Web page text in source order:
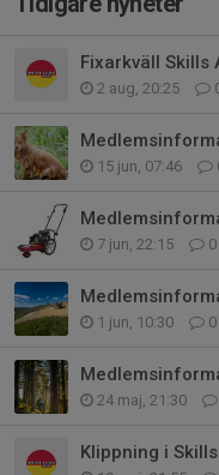
Fixarkväll Skills
2 aug, 20:25
15 jun, 07:46
7 jun, 22:15 0
1 jun, 10:30 0
24 maj, 21:30
Klippning i